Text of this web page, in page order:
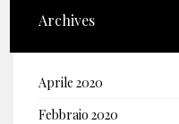
Archives
Aprile 2020
Febbraio 2020